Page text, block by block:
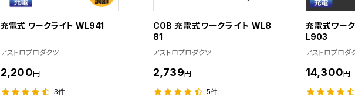
充電式 ワークライト WL941
アストロプロダクツ
2,200円
3件
COB 充電式ワークライト WL8
81
アストロプロダクツ
2,739円
5件
充電式ワー
L903
アストロプロダ
14,300円